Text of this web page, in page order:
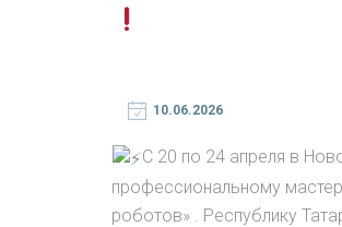
10.06.2026
С 20 по 24 апреля в
профессиональному
роботов» . Республику